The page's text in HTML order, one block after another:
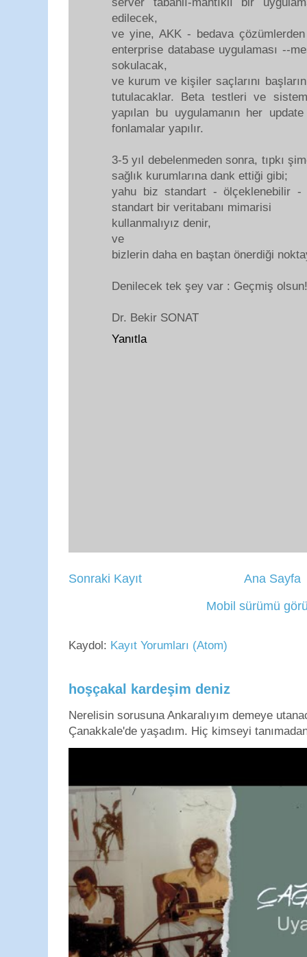
edilecek,
ve yine, AKK - bedava
enterprise database uygulaması --
sokulacak,
ve kurum ve kişiler saçlarını
tutulacaklar. Beta testleri ve
yapılan bu uygulamanın her
fonlamalar yapılır.
3-5 yıl debelenmeden sonra, tıpkı
sağlık kurumlarına dank ettiği gibi;
yahu biz standart - ölçeklenebilir -
standart bir veritabanı mimarisi
kullanmalıyız denir,
ve
bizlerin daha en baştan önerdiği
Denilecek tek şey var : Geçmiş olsun!
Dr. Bekir SONAT
Yanıtla
Sonraki Kayıt
Ana Sayfa
Mobil sürümü
Kaydol: Kayıt Yorumları (Atom)
hoşçakal kardeşim deniz
Nerelisin sorusuna Ankaralıyım demeye
Çanakkale'de yaşadım. Hiç kimseyi